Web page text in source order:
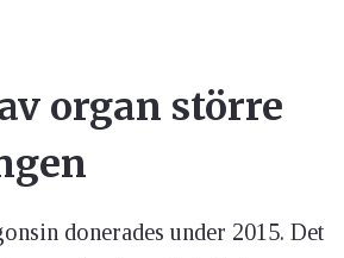
organ större
donerades under 2015. Det